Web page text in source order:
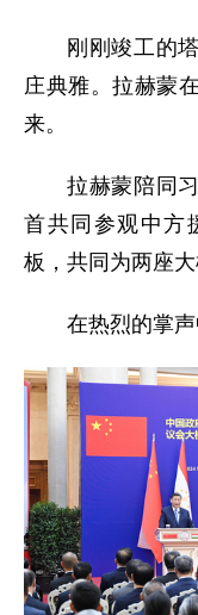
刚刚竣工的
庄典雅。拉赫蒙
来。
拉赫蒙陪同
首共同参观中方
板，共同为两座大
在热烈的掌声